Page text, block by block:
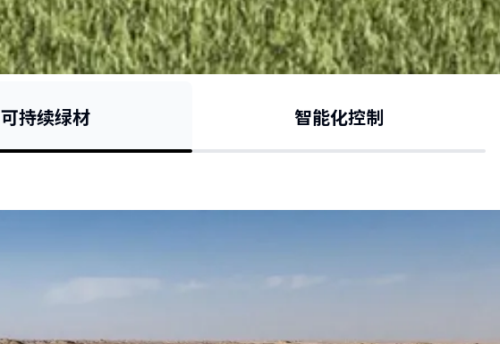
可持续绿材 智能化控制